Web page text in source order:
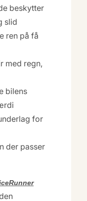
beskytter
slid
ren på få
med regn,
bilens
for
der passer